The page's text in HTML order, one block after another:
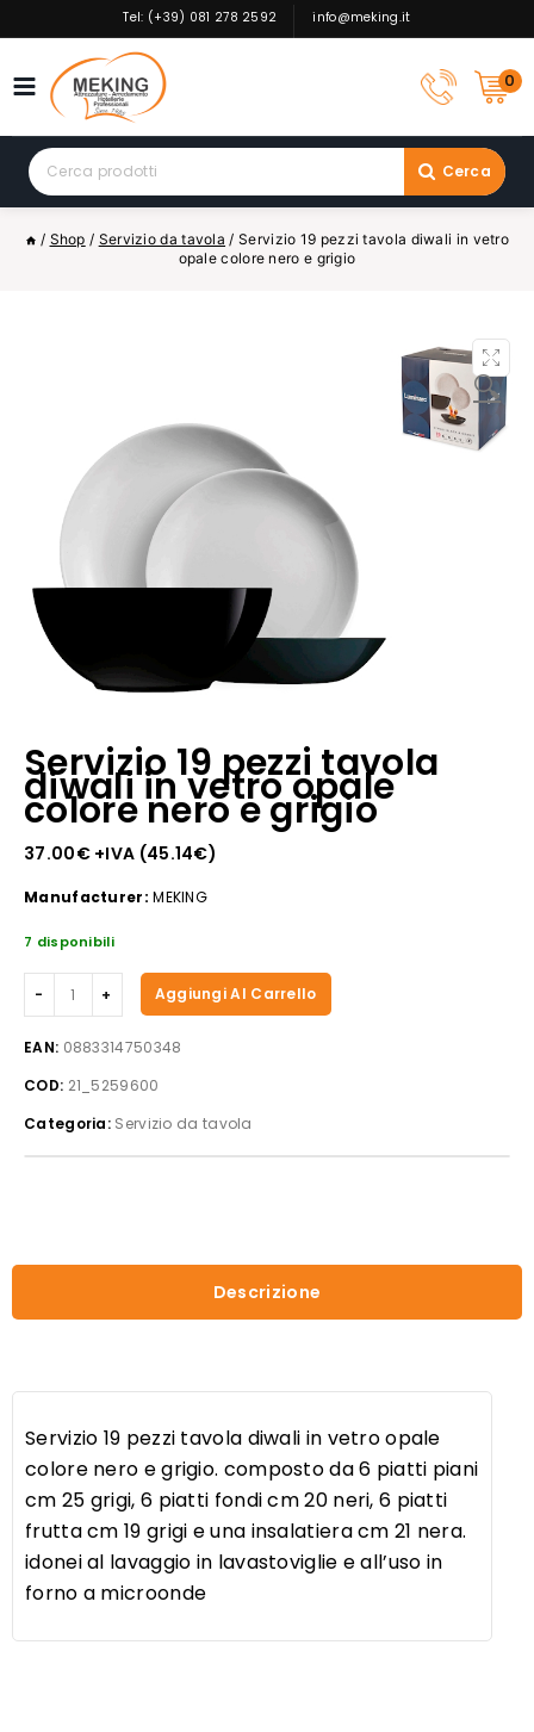
to
Tel: (+39) 081 278 2592 info@meking.it
0
Search
for:
Cerca
/ Shop / Servizio da tavola / Servizio 19 pezzi tavola diwali in vetro
opale colore nero e grigio
🔍
Servizio 19 pezzi tavola
diwali in vetro opale
colore nero e grigio
37.00€+IVA (45.14€)
Manufacturer: MEKING
7 disponibili
Servizio
19
pezzi
diwali
in
Aggiungi Al Carrello
EAN: 0883314750348
COD: 21_5259600
Categoria: Servizio da tavola
Descrizione
Servizio 19 pezzi tavola diwali in vetro opale
colore nero e grigio. composto da 6 piatti piani
cm 25 grigi, 6 piatti fondi cm 20 neri, 6 piatti
frutta cm 19 grigi e una insalatiera cm 21 nera.
idonei al lavaggio in lavastoviglie e all’uso in
forno a microonde